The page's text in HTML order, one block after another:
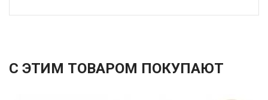
С ЭТИМ ТОВАРОМ ПОКУПАЮТ